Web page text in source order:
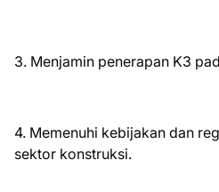
3. Menjamin penerapan K3
4. Memenuhi kebijakan dan
sektor konstruksi.